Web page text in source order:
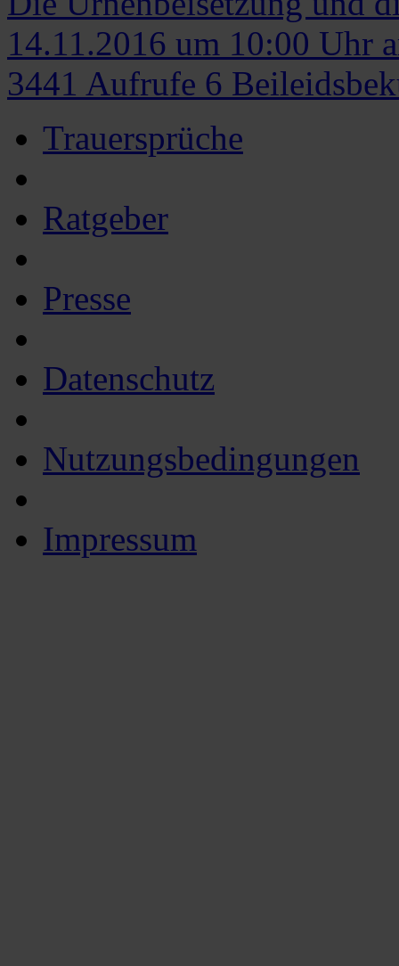
14.11.2016 um 10:00 Uhr
3441 Aufrufe 6
Trauersprüche
Ratgeber
Presse
Datenschutz
Nutzungsbedingungen
Impressum